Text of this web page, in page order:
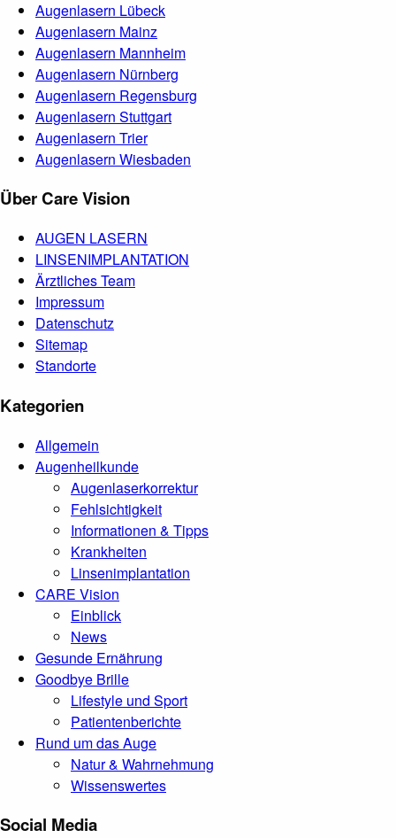
Augenlasern Lübeck
Augenlasern Mainz
Augenlasern Mannheim
Augenlasern Nürnberg
Augenlasern Regensburg
Augenlasern Stuttgart
Augenlasern Trier
Augenlasern Wiesbaden
Über Care Vision
AUGEN LASERN
LINSENIMPLANTATION
Ärztliches Team
Impressum
Datenschutz
Sitemap
Standorte
Kategorien
Allgemein
Augenheilkunde
Augenlaserkorrektur
Fehlsichtigkeit
Informationen & Tipps
Krankheiten
Linsenimplantation
CARE Vision
Einblick
News
Gesunde Ernährung
Goodbye Brille
Lifestyle und Sport
Patientenberichte
Rund um das Auge
Natur & Wahrnehmung
Wissenswertes
Social Media